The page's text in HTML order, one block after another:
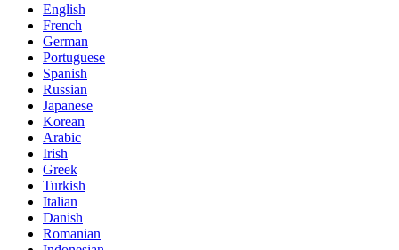
English
French
German
Portuguese
Spanish
Russian
Japanese
Korean
Arabic
Irish
Greek
Turkish
Italian
Danish
Romanian